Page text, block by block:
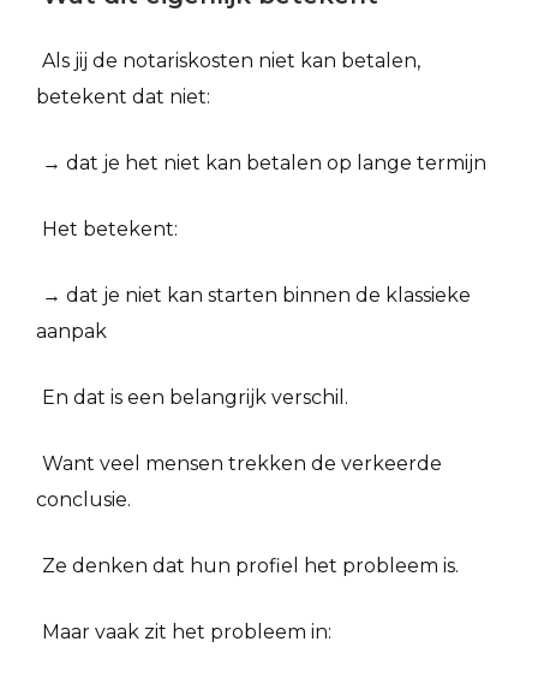
Als jij de notariskosten niet kan betalen,
betekent dat niet:
→ dat je het niet kan betalen op lange termijn
Het betekent:
→ dat je niet kan starten binnen de klassieke
aanpak
En dat is een belangrijk verschil.
Want veel mensen trekken de verkeerde
conclusie.
Ze denken dat hun profiel het probleem is.
Maar vaak zit het probleem in: